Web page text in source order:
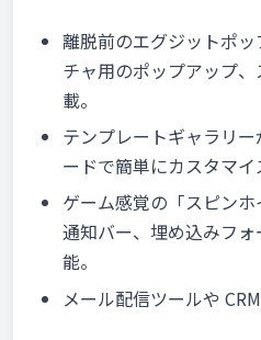
離脱前のエグジットポ
チャ用のポップアップ
載。
テンプレートギャラリ
ードで簡単にカスタマイ
ゲーム感覚の「スピン
通知バー、埋め込みフ
能。
メール配信ツールや